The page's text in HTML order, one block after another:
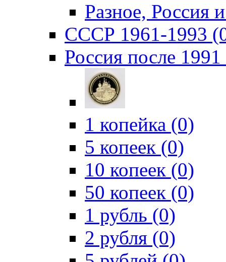
Разное, Россия
СССР 1961-1993
Россия после
1 копейка (0)
5 копеек (0)
10 копеек (0)
50 копеек (0)
1 рубль (0)
2 рубля (0)